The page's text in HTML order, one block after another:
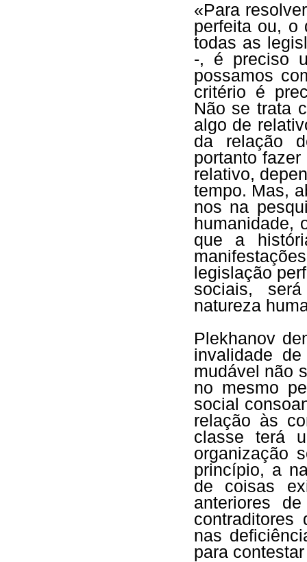
«Para
perfeita ou, o
todas as
-, é preciso
possamos
critério é
Não se trata
algo de
da relação
portanto
relativo,
tempo. Mas,
nos na
humanidade,
que a
legislação
sociais,
natureza
Plekhanov
invalidade
mudável não
no mesmo
social
relação às
classe terá
organização
princípio, a
de coisas
anteriores
contraditores
nas
para